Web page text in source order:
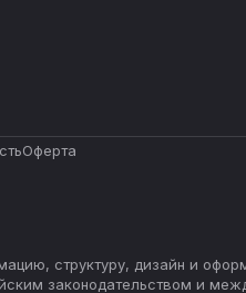
Оферта
структуру, дизайн и
законодательством и